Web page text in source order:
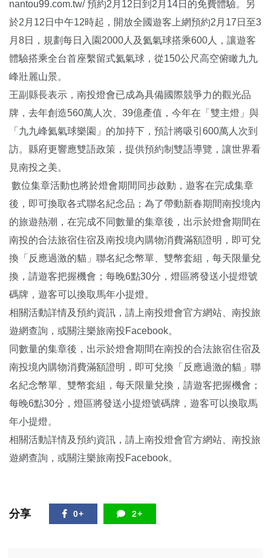
nantou99.com.tw/預約2月12日到2月14日的免費體驗。另
於2月12日中午12時起，開放全國遊客上網預約2月17日至3
月8日，規劃每日入園2000人及氦氣球搭乘600人，讓遊客
體驗搭乘全台首座繫留式氦氣球，從150公尺高空俯瞰九九
峰壯麗山景。
王副縣長表示，南投燈會已成為具備國際競爭力的觀光品
牌，去年創造560萬人次、39億產值，今年在「雙主燈」與
「九九峰氦氣球樂園」的加持下，預計將吸引600萬人次到
訪。縣府更響應雙語政策，提供預約制雙語導覽，讓世界看
見南投之美。
數位集章活動也將於燈會期間同步啟動，遊客在完成集章
後，即可換取各式聯名紀念品；為了帶動新春期間南投境內
的旅遊熱潮，在完成不同數量的集章後，出示於燈會期間在
南投的合法旅宿住宿及南投境內購物消費滿額證明，即可兌
換「反應過激的貓」聯名紀念幣單、雙幣套組，每天限量兌
換，請遊客把握機會；每晚6點30分，燈區將發送小提燈號
碼牌，遊客可以換取馬年小提燈。
相關活動詳情及預約資訊，請上南投燈會官方網站、南投旅
遊網查詢，或關注樂旅南投Facebook。
同數量的集章後，出示於燈會期間在南投的合法旅宿住宿及
南投境內購物消費滿額證明，即可兌換「反應過激的貓」聯
名紀念幣單、雙幣套組，每天限量兌換，請遊客把握機會；
每晚6點30分，燈區將發送小提燈號碼牌，遊客可以換取馬
年小提燈。
相關活動詳情及預約資訊，請上南投燈會官方網站、南投旅
遊網查詢，或關注樂旅南投Facebook。
分享 0+ 2+